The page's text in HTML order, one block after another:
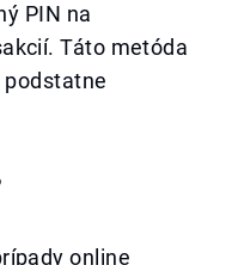
PIN na
Táto metóda
podstatne
online